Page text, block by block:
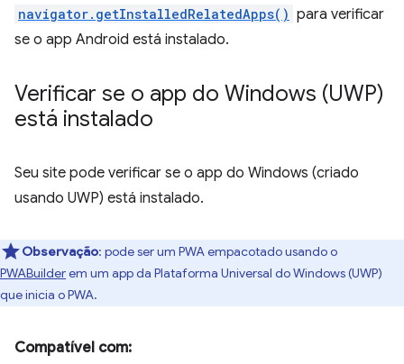
navigator.getInstalledRelatedApps() para verificar
se o app Android está instalado.
Verificar se o app do Windows (UWP)
está instalado
Seu site pode verificar se o app do Windows (criado
usando UWP) está instalado.
Observação: pode ser um PWA empacotado usando o
PWABuilderem um app da Plataforma Universal do Windows (UWP)
que inicia o PWA.
Compatível com: